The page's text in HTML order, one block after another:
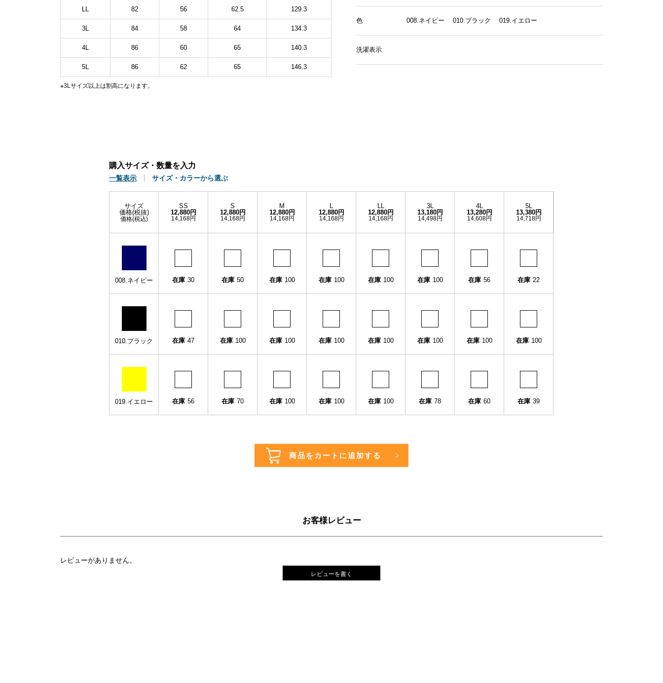
LL 82 56 62.5 129.3
3L 84 58 64 134.3
4L 86 60 65 140.3
5L 86 62 65 146.3
※3Lサイズ以上は割高になります。
色 008.ネイビー 010.ブラック 019.イエロー
洗濯表示
購入サイズ・数量を入力
一覧表示 サイズ・カラーから選ぶ
サイズ
価格(税抜)
価格(税込)
SS
12,880円
14,168円
S
12,880円
14,168円
M
12,880円
14,168円
L
12,880円
14,168円
LL
12,880円
14,168円
3L
13,180円
14,498円
4L
13,280円
14,608円
5L
13,380円
14,718円
008.ネイビー 在庫 30 在庫 50 在庫 100 在庫 100 在庫 100 在庫 100 在庫 56 在庫 22
010.ブラック 在庫 47 在庫 100 在庫 100 在庫 100 在庫 100 在庫 100 在庫 100 在庫 100
019.イエロー 在庫 56 在庫 70 在庫 100 在庫 100 在庫 100 在庫 78 在庫 60 在庫 39
お客様レビュー
レビューがありません。
レビューを書く